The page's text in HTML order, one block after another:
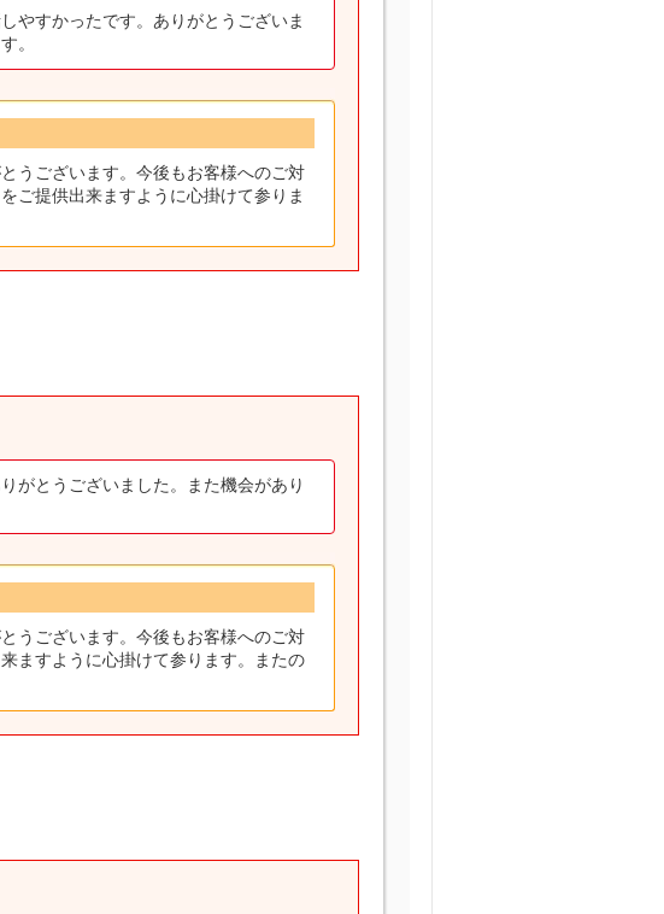
やすかったです。ありがとうございま
。
うございます。今後もお客様へのご対
ご提供出来ますように心掛けて参りま
がとうございました。また機会があり
うございます。今後もお客様へのご対
ますように心掛けて参ります。またの